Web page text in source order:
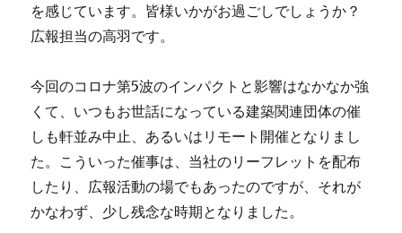
を感じています。皆様いかがお過ごしでしょうか？
広報担当の高羽です。
今回のコロナ第5波のインパクトと影響はなかなか強
くて、いつもお世話になっている建築関連団体の催
しも軒並み中止、あるいはリモート開催となりまし
た。こういった催事は、当社のリーフレットを配布
したり、広報活動の場でもあったのですが、それが
かなわず、少し残念な時期となりました。